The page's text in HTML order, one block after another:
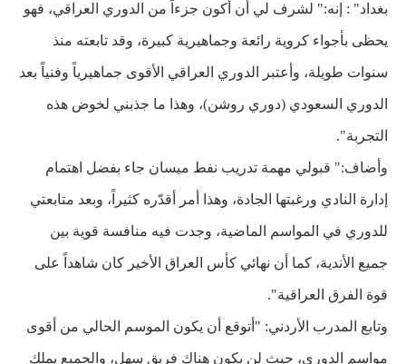
بغداد" : إنه:" لشرف لي أن أكون جزءاً من الدوري العراقي، فهو
يحظى بأجواء كروية رائعة وجماهيرية كبيرة، وقد تابعته منذ
سنوات طويلة، وأعتبر الدوري العراقي الأقوى جماهيرياً وفنياً بعد
الدوري السعودي (دوري روشن)، وهذا ما جذبني لخوض هذه
التجربة".
وأضاف:" قبولي مهمة تدريب نفط ميسان جاء بفضل اهتمام
إدارة النادي ورغبتها الجادة، وهذا أمر أقدّره كثيراً، وبعد متابعتي
للدوري في المواسم الماضية، وجدت فيه منافسة قوية بين
جميع الأندية، كما أن نهائي كأس العراق الأخير كان شاهداً على
قوة الفرق العراقية".
وتابع المدرب الأردني: "أتوقع أن يكون الموسم الحالي من أقوى
مواسم الدوري، حيث لن يكون هناك فريق سهل، والجميع يملك